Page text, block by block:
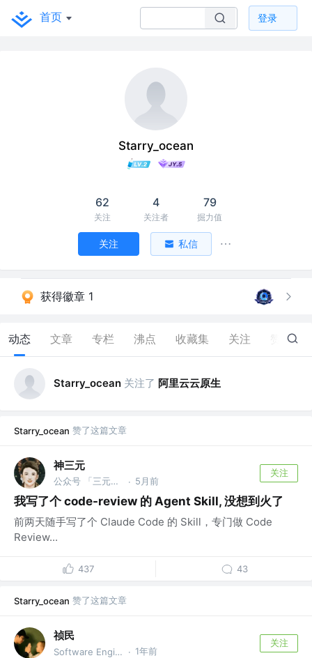
首页 登录
Starry_ocean
62
关注
4
关注者
79
掘力值
关注 私信
获得徽章 1
动态 文章 专栏 沸点 收藏集 关注 86
Starry_ocean 关注了 阿里云云原生
Starry_ocean 赞了这篇文章
神三元
公众号 「三元同学」 @字节跳动 · 5月前
关注
我写了个 code-review 的 Agent Skill, 没想到火了
前两天随手写了个 Claude Code 的 Skill，专门做 Code
Review...
437 43
Starry_ocean 赞了这篇文章
祯民
Software Engineer @alibaba · 1年前
关注